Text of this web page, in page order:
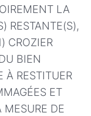
LA
RESTANTE(S),
CROZIER
BIEN
À RESTITUER
ET
DE